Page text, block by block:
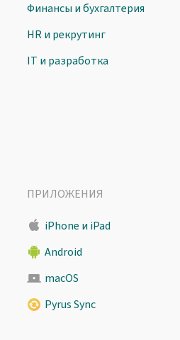
Финансы и бухгалтерия
HR и рекрутинг
IT и разработка
ПРИЛОЖЕНИЯ
iPhone и iPad
Android
macOS
Pyrus Sync